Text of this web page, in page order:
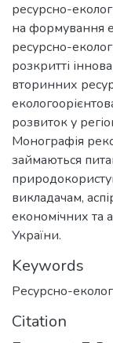
ресурсно-
на формування
ресурсно-
розкритті
вторинних
розвиток у
Монографія
займаються
викладачам,
економічних та
України.
Keywords
Ресурсно-
Citation